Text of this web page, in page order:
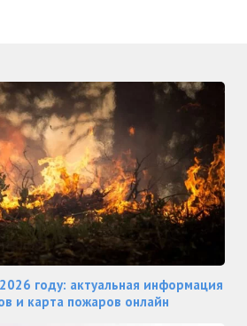
году: актуальная информация
и карта пожаров онлайн